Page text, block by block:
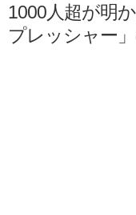
1000人超が明
プレッシャー